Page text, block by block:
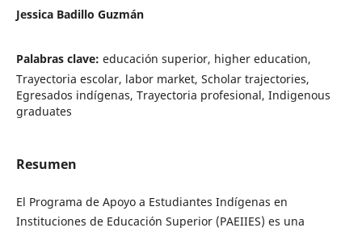
Jessica Badillo Guzmán
Palabras clave: educación superior, higher education,
Trayectoria escolar, labor market, Scholar trajectories,
Egresados indígenas, Trayectoria profesional, Indigenous
graduates
Resumen
El Programa de Apoyo a Estudiantes Indígenas en
Instituciones de Educación Superior (PAEIIES) es una